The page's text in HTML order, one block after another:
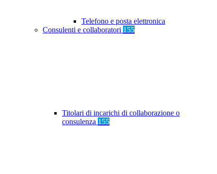
Telefono e posta elettronica
Consulenti e collaboratori 155
Titolari di incarichi di collaborazione o
consulenza 155